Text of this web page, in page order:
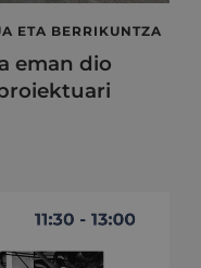
ETA BERRIKUNTZA
eman dio